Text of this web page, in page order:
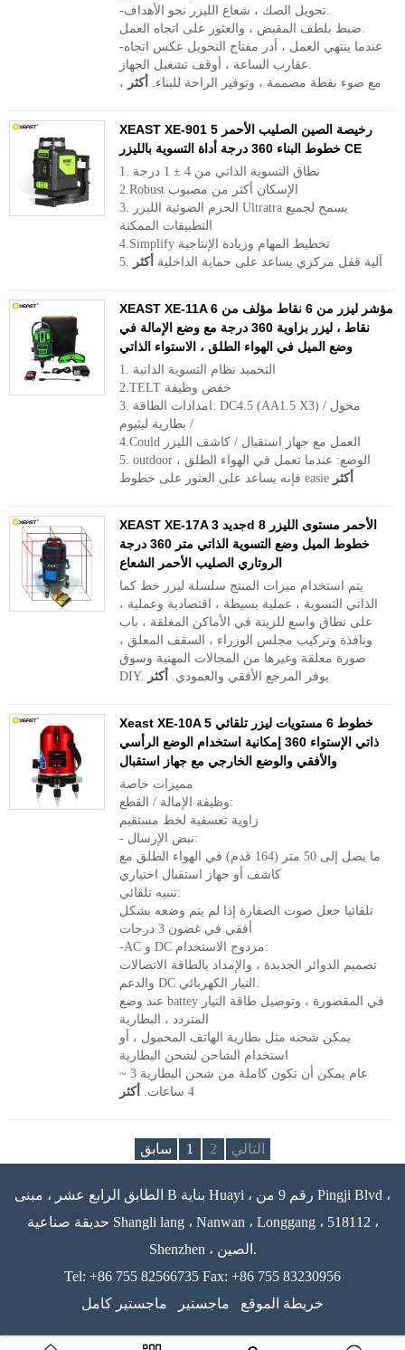
-تحويل الصك ، شعاع الليزر نحو الأهداف.
ضبط بلطف المقبض ، والعثور على اتجاه العمل.
-عندما ينتهي العمل ، أدر مفتاح التحويل عكس اتجاه
عقارب الساعة ، أوقف تشغيل الجهاز.
، مع ضوء نقطة مصممة ، وتوفير الراحة للبناء. أكثر
XEAST XE-901 رخيصة الصين الصليب الأحمر 5
خطوط البناء 360 درجة أداة التسوية بالليزر CE
1. نطاق التسوية الذاتي من 4 ± 1 درجة
2.Robust الإسكان أكثر من مصبوب
3. الحزم الضوئية الليزر Ultratra يسمح لجميع
التطبيقات الممكنة
4.Simplify تخطيط المهام وزيادة الإنتاجية
5. آلية قفل مركزي يساعد على حماية الداخلية أكثر
XEAST XE-11A مؤشر ليزر من 6 نقاط مؤلف من 6
نقاط ، ليزر بزاوية 360 درجة مع وضع الإمالة في
وضع الميل في الهواء الطلق ، الاستواء الذاتي
1. التخميد نظام التسوية الذاتية
2.TELT خفض وظيفة
3. امدادات الطاقة: DC4.5 (AA1.5 X3) / محول
/ بطارية ليثيوم
4.Could العمل مع جهاز استقبال / كاشف الليزر
5. outdoor الوضع: عندما تعمل في الهواء الطلق ،
فإنه يساعد على العثور على خطوط easie أكثر
XEAST XE-17A جديد 3d الأحمر مستوى الليزر 8
خطوط الميل وضع التسوية الذاتي متر 360 درجة
الروتاري الصليب الأحمر الشعاع
يتم استخدام ميزات المنتج سلسلة ليزر خط كما
الذاتي التسوية ، عملية بسيطة ، اقتصادية وعملية ،
على نطاق واسع للزينة في الأماكن المغلقة ، باب
ونافذة وتركيب مجلس الوزراء ، السقف المعلق ،
صورة معلقة وغيرها من المجالات المهنية وسوق
DIY. يوفر المرجع الأفقي والعمودي. أكثر
Xeast XE-10A 5 خطوط 6 مستويات ليزر تلقائي
ذاتي الإستواء 360 إمكانية استخدام الوضع الرأسي
والأفقي والوضع الخارجي مع جهاز استقبال
مميزات خاصة
وظيفة الإمالة / القطع:
زاوية تعسفية لخط مستقيم
- نبض الإرسال:
ما يصل إلى 50 متر (164 قدم) في الهواء الطلق مع
كاشف أو جهاز استقبال اختياري
تنبيه تلقائي:
تلقائيا جعل صوت الصفارة إذا لم يتم وضعه بشكل
أفقي في غضون 3 درجات
-AC و DC مزدوج الاستخدام:
تصميم الدوائر الجديدة ، والإمداد بالطاقة الاتصالات
والدعم DC التيار الكهربائي.
عند وضع battey في المقصورة ، وتوصيل طاقة التيار
المتردد ، البطارية
يمكن شحنه مثل بطارية الهاتف المحمول ، أو
استخدام الشاحن لشحن البطارية
عام يمكن أن تكون كاملة من شحن البطارية 3 ~
4 ساعات.
أكثر
سابق 1 2 التالي
الطابق الرابع عشر ، مبنى B بناية Huayi ، رقم 9 من Pingji Blvd ،
حديقة صناعية Shangli lang ، Nanwan ، Longgang ، 518112 ،
Shenzhen ، الصين.
Tel: +86 755 82566735 Fax: +86 755 83230956
خريطة الموقع
ماجستير ماجستير كامل